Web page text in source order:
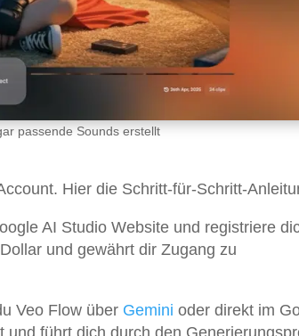
passende Sounds erstellt
Hier die Schritt-für-Schritt-
AI Studio Website und registriere
und gewährt dir Zugang zu
Veo Flow über Gemini oder direkt im
führt dich durch den